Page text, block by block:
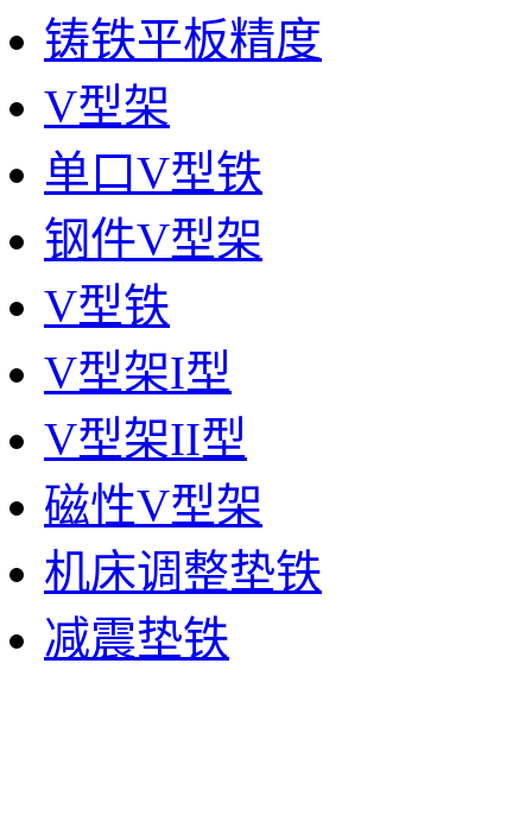
铸铁平板精度
V型架
单口V型铁
钢件V型架
V型铁
V型架I型
V型架II型
磁性V型架
机床调整垫铁
减震垫铁